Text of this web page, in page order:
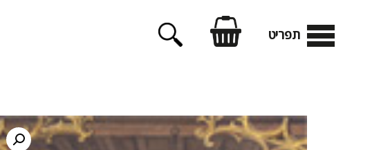
תפריט